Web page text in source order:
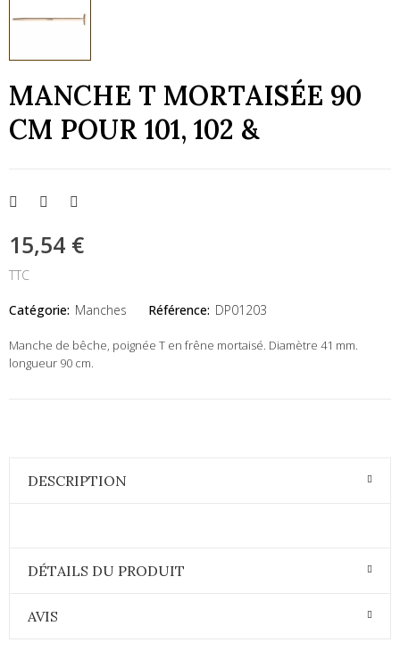
MANCHE T MORTAISÉE 90
CM POUR 101, 102 &
15,54 €
TTC
Catégorie: Manches Référence: DP01203
Manche de bêche, poignée T en frêne mortaisé. Diamètre 41 mm.
longueur 90 cm.
DESCRIPTION
DÉTAILS DU PRODUIT
AVIS